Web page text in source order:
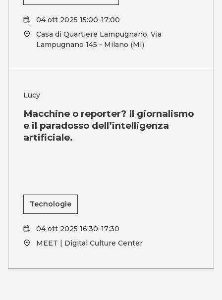
04 ott 2025 15:00-17:00
Casa di Quartiere Lampugnano, Via
Lampugnano 145 - Milano (MI)
Lucy
Macchine o reporter? Il giornalismo
e il paradosso dell’intelligenza
artificiale.
Tecnologie
04 ott 2025 16:30-17:30
MEET | Digital Culture Center